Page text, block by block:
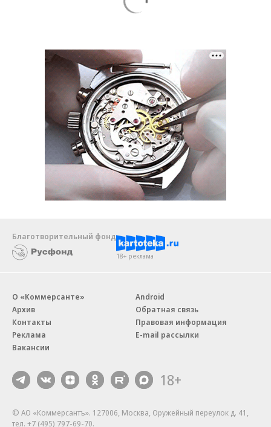
Благотворительный фонд
18+ реклама
О «Коммерсанте»
Архив
Контакты
Реклама
Вакансии
Android
Обратная связь
Правовая информация
E-mail рассылки
18+
© АО «Коммерсантъ». 127006, Москва, Оружейный переулок д. 41,
тел. +7 (495) 797-69-70.